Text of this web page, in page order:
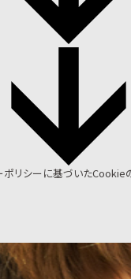
ポリシーに基づいたCookie